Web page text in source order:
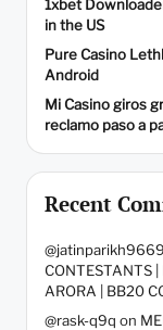
1xbet
in the US
Pure Casino
Android
Mi Casino giros
reclamo paso a
Recent
@jatinparikh9669
CONTESTANTS
ARORA | BB20
@rask-q9q on